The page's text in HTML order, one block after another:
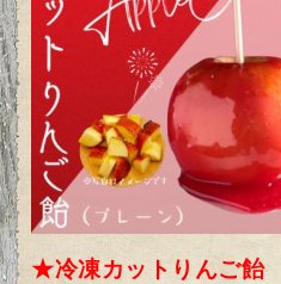
★冷凍カットりんご飴